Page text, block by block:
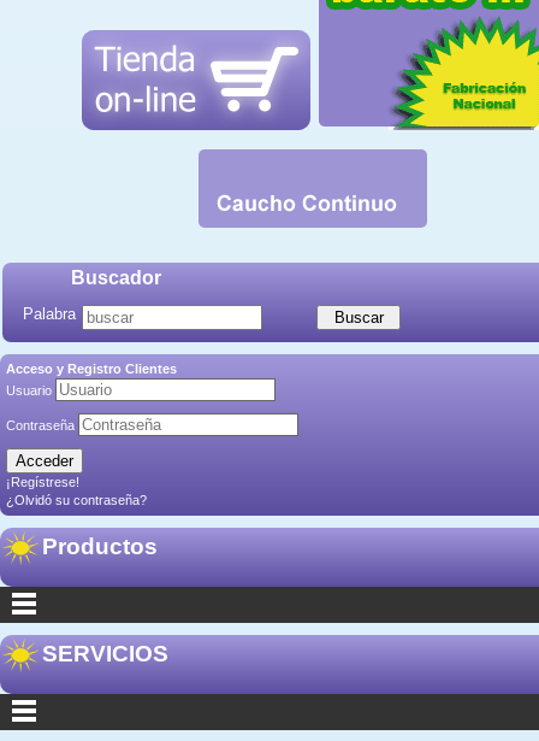
Buscador
Palabra
Acceso y Registro Clientes
Usuario
Contraseña
¡Regístrese!
¿Olvidó su contraseña?
Productos
SERVICIOS